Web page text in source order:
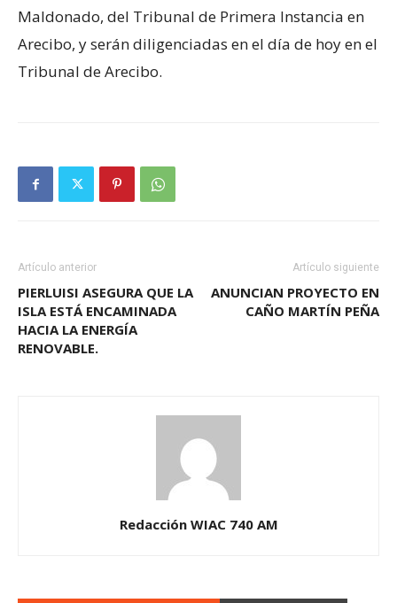
Maldonado, del Tribunal de Primera Instancia en
Arecibo, y serán diligenciadas en el día de hoy en el
Tribunal de Arecibo.
Artículo anterior
PIERLUISI ASEGURA QUE LA
ISLA ESTÁ ENCAMINADA
HACIA LA ENERGÍA
RENOVABLE.
Artículo siguiente
ANUNCIAN PROYECTO EN
CAÑO MARTÍN PEÑA
Redacción WIAC 740 AM